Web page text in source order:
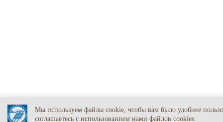
Мы используем файлы cookie, чтобы вам было удобнее
соглашаетесь c использованием нами файлов cookies.